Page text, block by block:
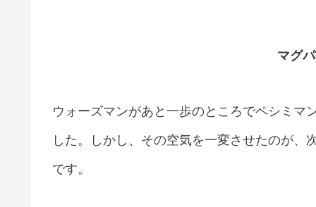
マグ
ウォーズマンがあと一歩のところでペシミマ
した。しかし、その空気を一変させたのが
です。